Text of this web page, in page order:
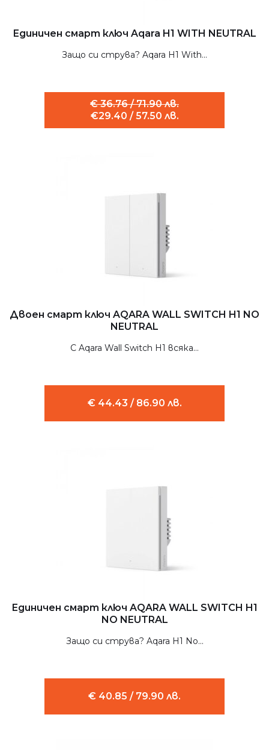
Единичен смарт ключ Aqara H1 WITH NEUTRAL
Защо си струва? Aqara H1 With...
€ 36.76 / 71.90 лв.
€29.40 / 57.50 лв.
Двоен смарт ключ AQARA WALL SWITCH H1 NO
NEUTRAL
С Aqara Wall Switch H1 всяка...
€ 44.43 / 86.90 лв.
Единичен смарт ключ AQARA WALL SWITCH H1
NO NEUTRAL
Защо си струва? Aqara H1 No...
€ 40.85 / 79.90 лв.